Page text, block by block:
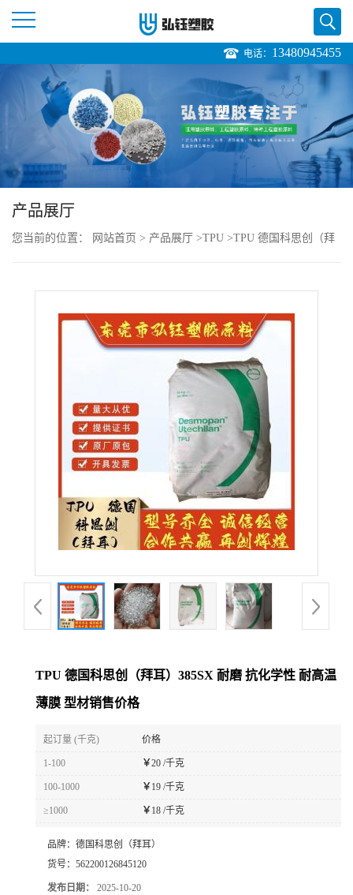
页
公
品
展
证
电话： 13480945455
产品展厅
您当前的位置： 网站首页 > 产品展厅 >TPU >TPU 德国科思创（拜
TPU 德国科思创（拜耳）385SX 耐磨 抗化学性 耐高温
薄膜 型材销售价格
起订量 (千克) 价格
1-100 ￥20 /千克
100-1000 ￥ 19 /千克
≥1000 ￥ 18 /千克
品牌： 德国科思创（拜耳）
货号： 562200126845120
发布日期： 2025-10-20